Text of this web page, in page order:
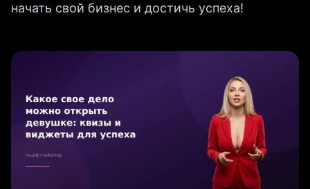
начать свой бизнес и достичь успеха!